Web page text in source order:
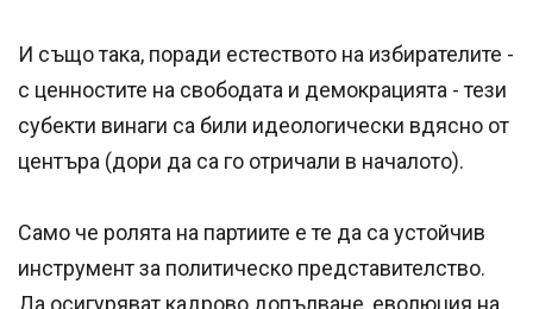
И също така, поради естеството на избирателите -
с ценностите на свободата и демокрацията - тези
субекти винаги са били идеологически вдясно от
центъра (дори да са го отричали в началото).
Само че ролята на партиите е те да са устойчив
инструмент за политическо представителство.
Да осигуряват кадрово допълване, еволюция на